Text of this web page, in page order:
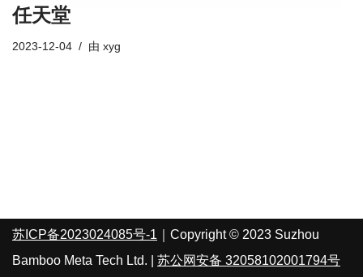
任天堂
2023-12-04 由 xyg
苏ICP备2023024085号-1 ｜Copyright © 2023 Suzhou
Bamboo Meta Tech Ltd. | 苏公网安备 32058102001794号